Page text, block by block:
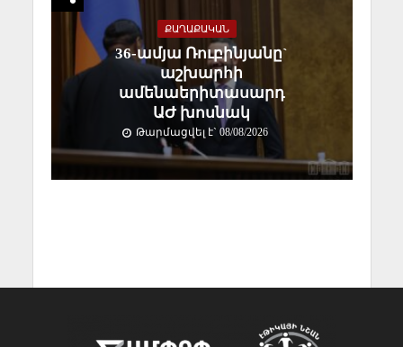
ՔԱՂԱՔԱԿԱՆ
36-ամյա Ռուբինյանը`
աշխարհի
ամենաերիտասարդ
ԱԺ խոսնակ
Թարմացվել է` 08/08/2026